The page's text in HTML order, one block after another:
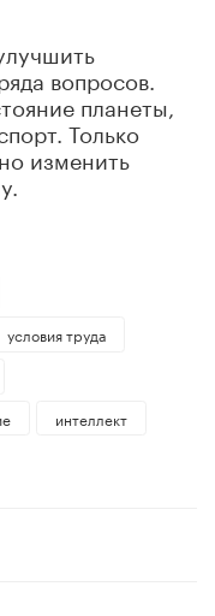
вопросов.
планеты,
Только
изменить
условия труда
интеллект